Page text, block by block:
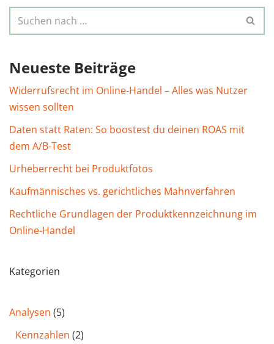
Neueste Beiträge
Widerrufsrecht im Online-Handel – Alles was Nutzer
wissen sollten
Daten statt Raten: So boostest du deinen ROAS mit
dem A/B-Test
Urheberrecht bei Produktfotos
Kaufmännisches vs. gerichtliches Mahnverfahren
Rechtliche Grundlagen der Produktkennzeichnung im
Online-Handel
Kategorien
Analysen (5)
Kennzahlen (2)